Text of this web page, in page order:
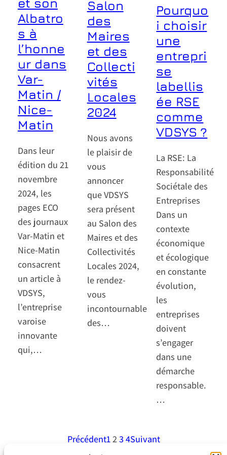
et son
Albatro
s à
l’honne
ur dans
Var-
Matin /
Nice-
Matin
Dans leur
édition du 21
novembre
2024, les
pages ECO
des journaux
Var-Matin et
Nice-Matin
consacrent
un article à
VDSYS,
l’entreprise
varoise
innovante
qui,…
Salon
des
Maires
et des
Collecti
vités
Locales
2024
Nous avons
le plaisir de
vous
annoncer
que VDSYS
sera présent
au Salon des
Maires et des
Collectivités
Locales 2024,
le rendez-
vous
incontournable
des…
Pourquo
i choisir
une
entrepri
se
labellis
ée RSE
comme
VDSYS ?
La RSE: La
Responsabilité
Sociétale des
Entreprises
Dans un
contexte
économique
et écologique
en constante
évolution,
les
entreprises
doivent
s’engager
dans une
démarche
responsable.
…
Précédent1234Suivant